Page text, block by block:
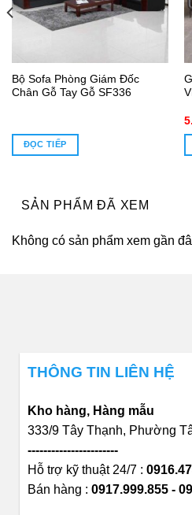
Bộ Sofa Phòng Giám Đốc
Chân Gỗ Tay Gỗ SF336
ĐỌC TIẾP
SẢN PHẨM ĐÃ XEM
Không có sản phẩm xem gần
THÔNG TIN LIÊN HỆ
Kho hàng, Hàng mẫu
333/9 Tây Thạnh, Phường
-----------------------
Hỗ trợ kỹ thuật 24/7 :
Bán hàng : 0917.999.855 -